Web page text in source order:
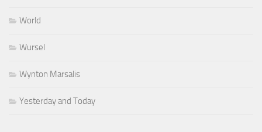
World
Wursel
Wynton Marsalis
Yesterday and Today